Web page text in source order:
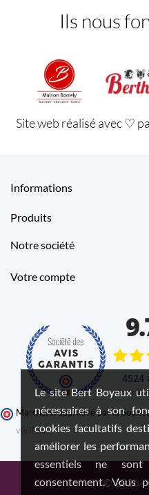
Le site Bert Boyaux
nécessaires à son
cookies facultatifs
améliorer les
essentiels ne sont
consentement. Vous
Ils nous
Site web réalisé avec ♡
Informations
Produits
Notre société
Votre compte
Marchand approuvé par la
vérifier.
© 2026 -